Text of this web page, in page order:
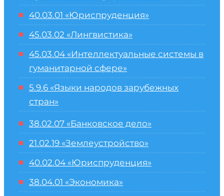
40.03.01 «Юриспруденция»
45.03.02 «Лингвистика»
45.03.04 «Интеллектуальные системы в
гуманитарной сфере»
5.9.6 «Языки народов зарубежных
стран»
38.02.07 «Банковское дело»
21.02.19 «Землеустройство»
40.02.04 «Юриспруденция»
38.04.01 «Экономика»